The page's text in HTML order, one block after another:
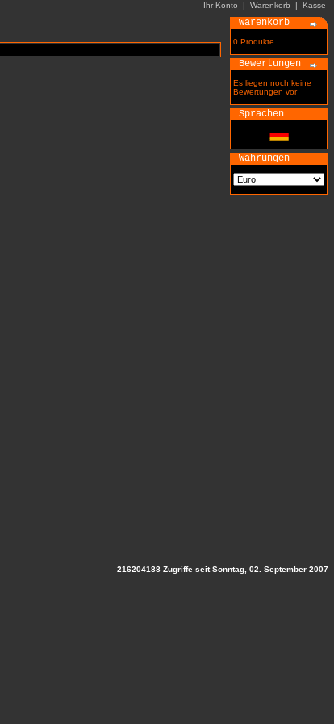
Ihr Konto | Warenkorb | Kasse
Warenkorb
0 Produkte
Bewertungen
Es liegen noch keine
Bewertungen vor
Sprachen
Währungen
216204188 Zugriffe seit Sonntag, 02. September 2007